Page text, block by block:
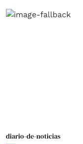
diario-de-noticias